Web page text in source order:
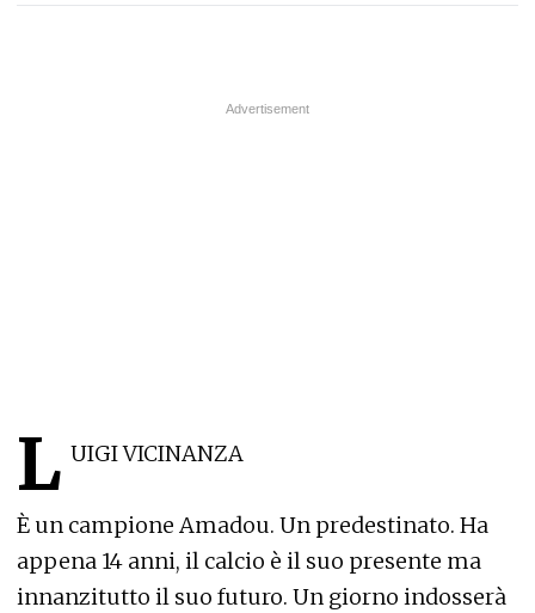
L UIGI VICINANZA
È un campione Amadou. Un predestinato. Ha
appena 14 anni, il calcio è il suo presente ma
innanzitutto il suo futuro. Un giorno indosserà